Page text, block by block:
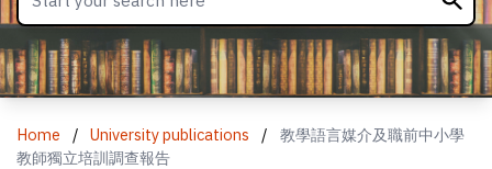
Home / University publications /
教學語言媒介及職前中小學
教師獨立培訓調查報告